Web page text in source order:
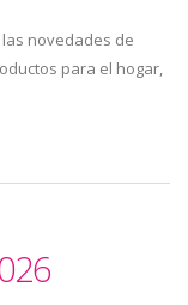
novedades de
para el hogar,